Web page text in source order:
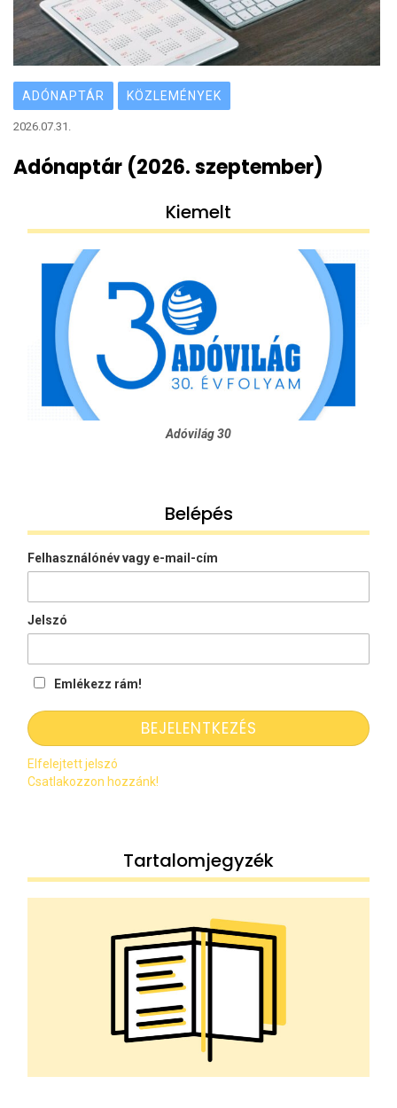
ADÓNAPTÁR KÖZLEMÉNYEK
2026.07.31.
Adónaptár (2026. szeptember)
Kiemelt
Adóvilág 30
Belépés
Felhasználónév vagy e-mail-cím
Jelszó
Emlékezz rám!
Elfelejtett jelszó
Csatlakozzon hozzánk!
Tartalomjegyzék